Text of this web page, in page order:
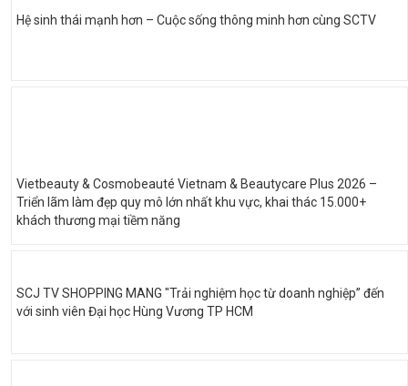
Hệ sinh thái mạnh hơn – Cuộc sống thông minh hơn cùng SCTV
Vietbeauty & Cosmobeauté Vietnam & Beautycare Plus 2026 –
Triển lãm làm đẹp quy mô lớn nhất khu vực, khai thác 15.000+
khách thương mại tiềm năng
SCJ TV SHOPPING MANG "Trải nghiệm học từ doanh nghiệp” đến
với sinh viên Đại học Hùng Vương TP HCM